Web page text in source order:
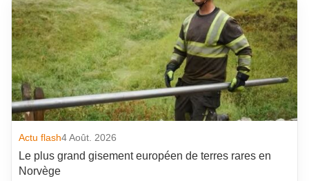
Actu flash4 Août. 2026
Le plus grand gisement européen de terres rares en
Norvège